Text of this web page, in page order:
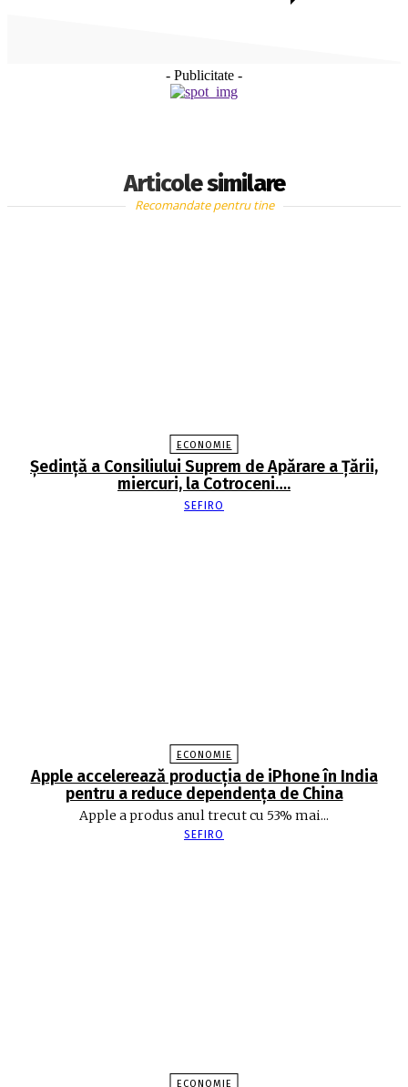
- Publicitate -
Articole similare
Recomandate pentru tine
ECONOMIE
Şedinţă a Consiliului Suprem de Apărare a Ţării,
miercuri, la Cotroceni….
SEFIRO
ECONOMIE
Apple accelerează producția de iPhone în India
pentru a reduce dependența de China
Apple a produs anul trecut cu 53% mai...
SEFIRO
ECONOMIE